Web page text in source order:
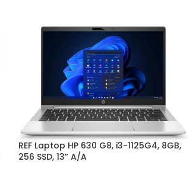
REF Laptop HP 630 G8, i3-1125G4, 8GB,
256 SSD, 13” A/A